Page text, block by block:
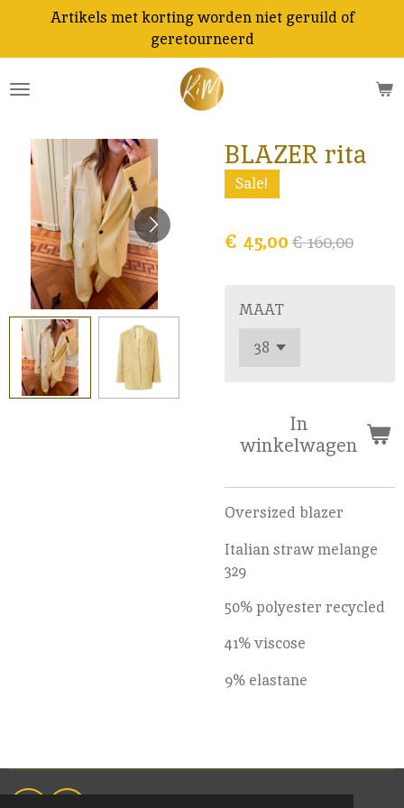
naar
de
Artikels met korting worden niet geruild of
geretourneerd
BLAZER rita
Sale!
€ 45,00 € 160,00
MAAT
In
winkelwagen
Oversized blazer
Italian straw melange
329
50% polyester recycled
41% viscose
9% elastane